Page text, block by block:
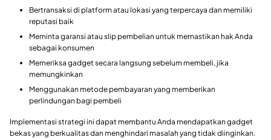
Bertransaksi di platform atau lokasi yang terpercaya dan memiliki
reputasi baik
Meminta garansi atau slip pembelian untuk memastikan hak Anda
sebagai konsumen
Memeriksa gadget secara langsung sebelum membeli, jika
memungkinkan
Menggunakan metode pembayaran yang memberikan
perlindungan bagi pembeli
Implementasi strategi ini dapat membantu Anda mendapatkan gadget
bekas yang berkualitas dan menghindari masalah yang tidak diinginkan.